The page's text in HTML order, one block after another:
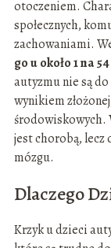
otoczeniem.
społecznych,
zachowaniami.
go u około 1 na
autyzmu nie są
wynikiem
środowiskowych.
jest chorobą, lecz
mózgu.
Dlaczego
Krzyk u dzieci